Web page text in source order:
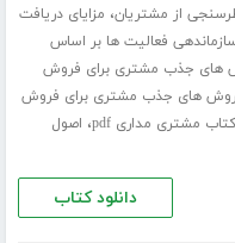
از مشتریان، مزایای دریافت
فعالیت ها بر اساس
های جذب مشتری برای فروش
روش های جذب مشتری برای فروش
کتاب مشتری مداری pdf ، اصول
دانلود کتاب